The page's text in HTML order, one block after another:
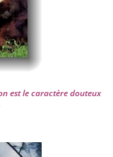
est le carac­tère dou­teux